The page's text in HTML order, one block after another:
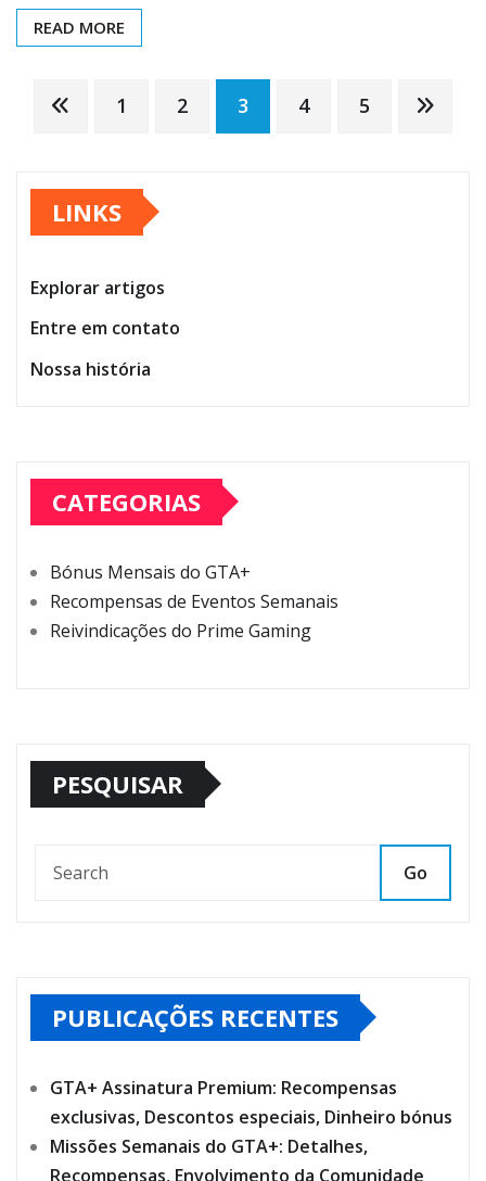
READ MORE
Posts
pagination
1 2 3 4 5
LINKS
Explorar artigos
Entre em contato
Nossa história
CATEGORIAS
Bónus Mensais do GTA+
Recompensas de Eventos Semanais
Reivindicações do Prime Gaming
PESQUISAR
Go
PUBLICAÇÕES RECENTES
GTA+ Assinatura Premium: Recompensas
exclusivas, Descontos especiais, Dinheiro bónus
Missões Semanais do GTA+: Detalhes,
Recompensas, Envolvimento da Comunidade